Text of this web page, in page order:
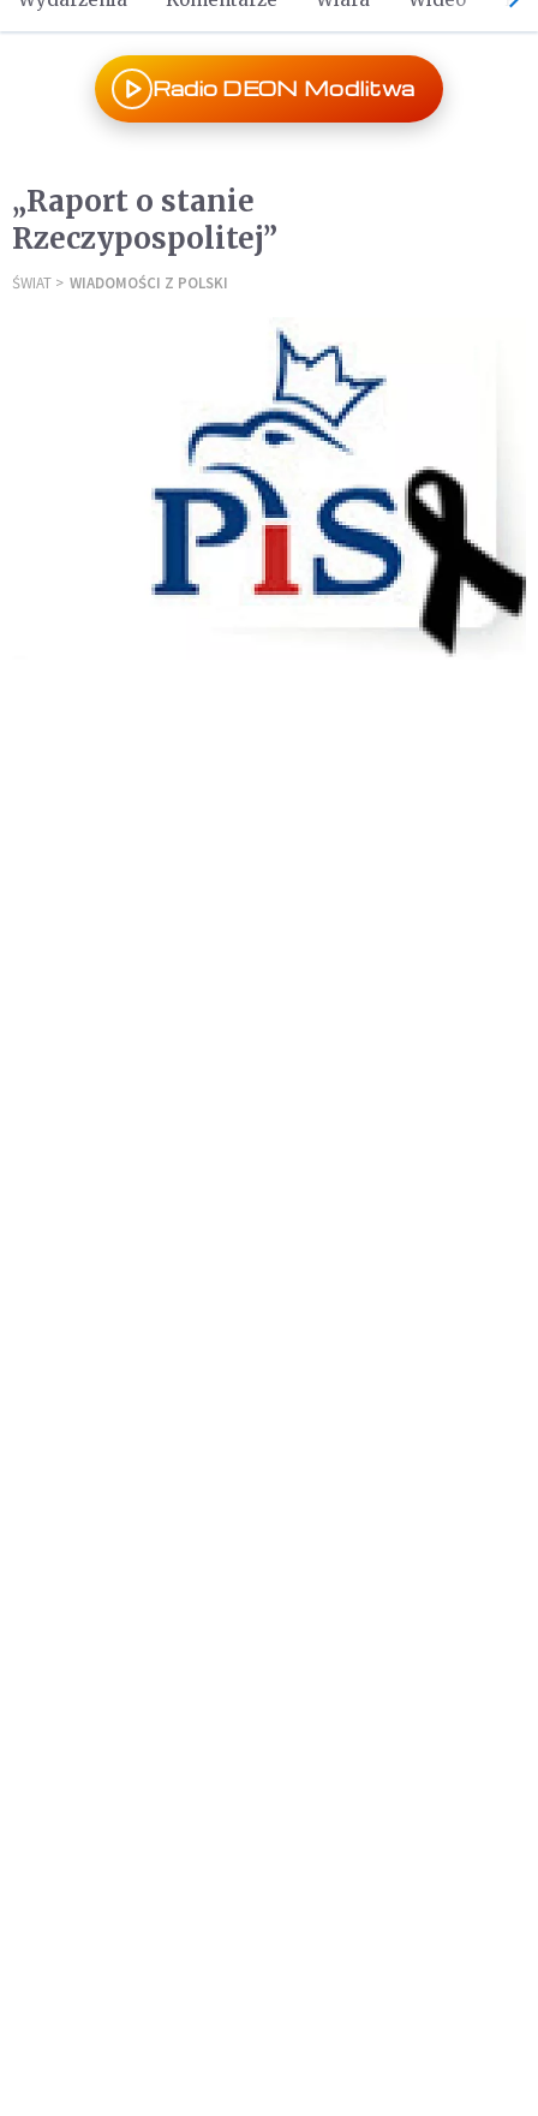
Radio DEON Modlitwa
„Raport o stanie
Rzeczypospolitej”
ŚWIAT WIADOMOŚCI Z POLSKI